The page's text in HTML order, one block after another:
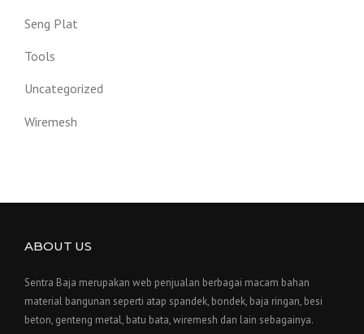
Seng Plat
Tools
Uncategorized
Wiremesh
ABOUT US
Sentra Baja merupakan web penjualan berbagai macam bahan
material bangunan seperti atap spandek, bondek, baja ringan, besi
beton, genteng metal, batu bata, wiremesh dan lain sebagainya.